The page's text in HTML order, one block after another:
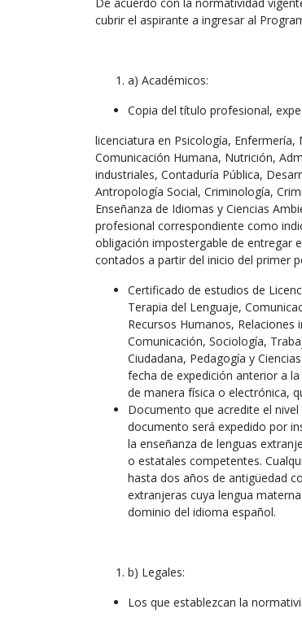
cubrir el aspirante a ingresar al
a) Académicos:
Copia del título profesional,
licenciatura en Psicología,
Comunicación Humana, Nutrición,
industriales, Contaduría Pública,
Antropología Social, Criminología,
Enseñanza de Idiomas y Ciencias
profesional correspondiente como
obligación impostergable de entregar
contados a partir del inicio del primer
Certificado de estudios de
Terapia del Lenguaje,
Recursos Humanos,
Comunicación, Sociología,
Ciudadana, Pedagogía y
fecha de expedición anterior a
de manera física o electrónica,
Documento que acredite el
documento será expedido por
la enseñanza de lenguas
o estatales competentes.
hasta dos años de antigüedad
extranjeras cuya lengua
dominio del idioma español.
b) Legales:
Los que establezcan la